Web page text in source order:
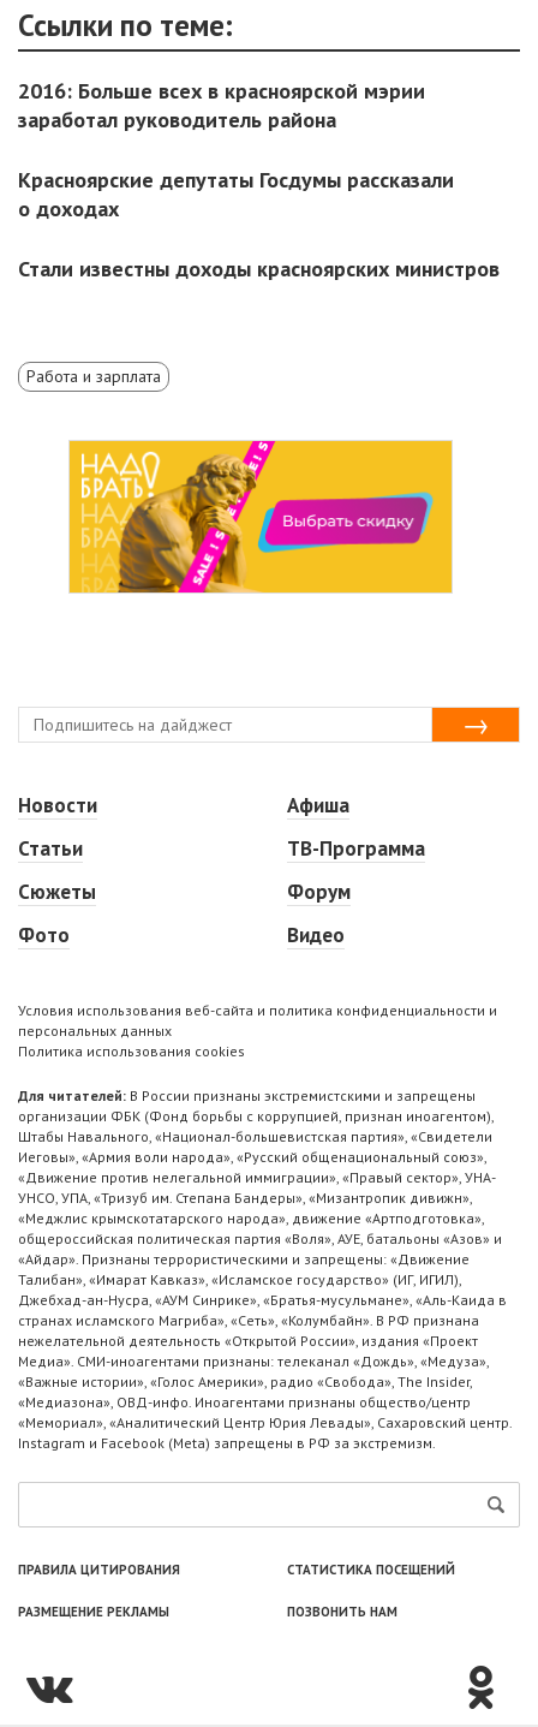
Ссылки по теме:
2016: Больше всех в красноярской мэрии
заработал руководитель района
Красноярские депутаты Госдумы рассказали
о доходах
Стали известны доходы красноярских министров
Работа и зарплата
Новости
Статьи
Сюжеты
Фото
Афиша
ТВ-Программа
Форум
Видео
Условия использования веб-сайта и политика конфиденциальности и
персональных данных
Политика использования cookies
Для читателей: В России признаны экстремистскими и запрещены
организации ФБК (Фонд борьбы с коррупцией, признан иноагентом),
Штабы Навального, «Национал-большевистская партия», «Свидетели
Иеговы», «Армия воли народа», «Русский общенациональный союз»,
«Движение против нелегальной иммиграции», «Правый сектор», УНА-
УНСО, УПА, «Тризуб им. Степана Бандеры», «Мизантропик дивижн»,
«Меджлис крымскотатарского народа», движение «Артподготовка»,
общероссийская политическая партия «Воля», АУЕ, батальоны «Азов» и
«Айдар». Признаны террористическими и запрещены: «Движение
Талибан», «Имарат Кавказ», «Исламское государство» (ИГ, ИГИЛ),
Джебхад-ан-Нусра, «АУМ Синрике», «Братья-мусульмане», «Аль-Каида в
странах исламского Магриба», «Сеть», «Колумбайн». В РФ признана
нежелательной деятельность «Открытой России», издания «Проект
Медиа». СМИ-иноагентами признаны: телеканал «Дождь», «Медуза»,
«Важные истории», «Голос Америки», радио «Свобода», The Insider,
«Медиазона», ОВД-инфо. Иноагентами признаны общество/центр
«Мемориал», «Аналитический Центр Юрия Левады», Сахаровский центр.
Instagram и Facebook (Metа) запрещены в РФ за экстремизм.
ПРАВИЛА ЦИТИРОВАНИЯ СТАТИСТИКА ПОСЕЩЕНИЙ
РАЗМЕЩЕНИЕ РЕКЛАМЫ ПОЗВОНИТЬ НАМ